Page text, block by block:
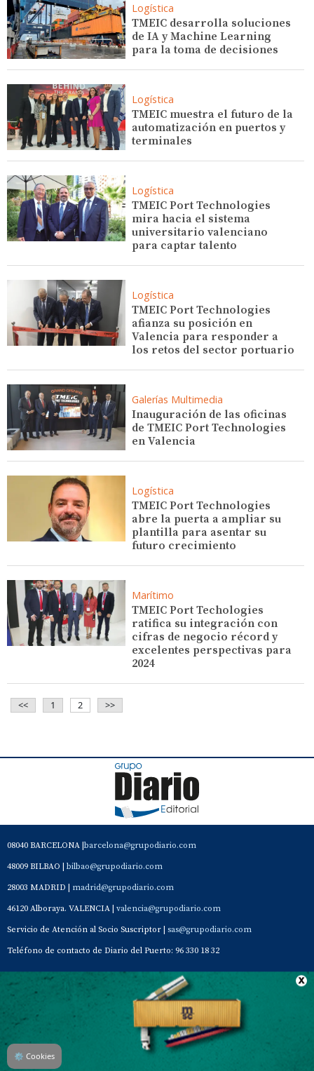
Logística
TMEIC desarrolla soluciones
de IA y Machine Learning
para la toma de decisiones
Logística
TMEIC muestra el futuro de la
automatización en puertos y
terminales
Logística
TMEIC Port Technologies
mira hacia el sistema
universitario valenciano
para captar talento
Logística
TMEIC Port Technologies
afianza su posición en
Valencia para responder a
los retos del sector portuario
Galerías Multimedia
Inauguración de las oficinas
de TMEIC Port Technologies
en Valencia
Logística
TMEIC Port Technologies
abre la puerta a ampliar su
plantilla para asentar su
futuro crecimiento
Marítimo
TMEIC Port Techologies
ratifica su integración con
cifras de negocio récord y
excelentes perspectivas para
2024
<< 1 2 >>
08040 BARCELONA | barcelona@grupodiario.com
48009 BILBAO | bilbao@grupodiario.com
28003 MADRID | madrid@grupodiario.com
46120 Alboraya. VALENCIA | valencia@grupodiario.com
Servicio de Atención al Socio Suscriptor | sas@grupodiario.com
Teléfono de contacto de Diario del Puerto: 96 330 18 32
Contacto Aviso Legal Quiénes somos Política de privacidad
⚙ Cookies